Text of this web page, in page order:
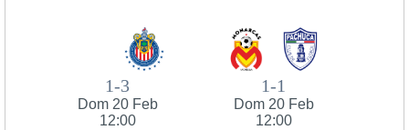
1-3
Dom 20 Feb
12:00
1-1
Dom 20 Feb
12:00